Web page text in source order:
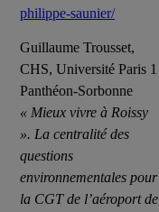
philippe-saunier/
Guillaume Trousset,
CHS, Université Paris 1
Panthéon-Sorbonne
« Mieux vivre à Roissy
». La centralité des
questions
environnementales pour
la CGT de l’aéroport de